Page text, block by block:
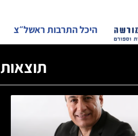
היכל התרבות ראשל״צ